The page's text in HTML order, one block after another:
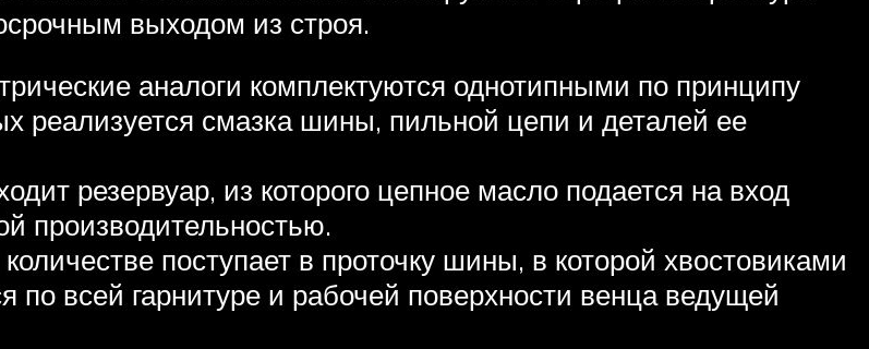
выходом из строя.
аналоги комплектуются однотипными по принципу
реализуется смазка шины, пильной цепи и деталей ее
резервуар, из которого цепное масло подается на вход
производительностью.
поступает в проточку шины, в которой хвостовиками
по всей гарнитуре и рабочей поверхности венца ведущей